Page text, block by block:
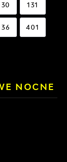
131
401
NOCNE